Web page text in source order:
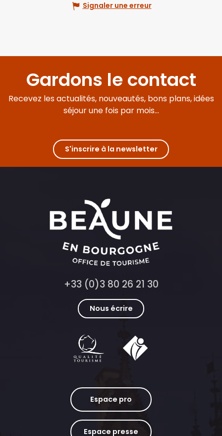
Signaler une erreur
Gardons le contact
Recevez les actualités, nouveautés, bons plans, idées
séjour une fois par mois...
S'inscrire à la newsletter
+33 (0)3 80 26 21 30
Nous écrire
Espace pro
Espace presse